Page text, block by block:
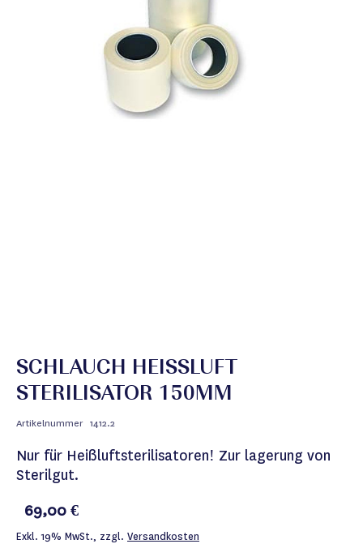
SCHLAUCH HEISSLUFT S
TERILISATOR 150MM
Artikelnummer 1412.2
Nur für Heißluftsterilisatoren! Zur lagerung von
Sterilgut.
69,00 €
Exkl. 19% MwSt., zzgl. Versandkosten